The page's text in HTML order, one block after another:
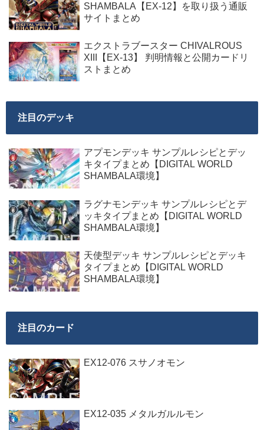
SHAMBALA【EX-12】を取り扱う通販
サイトまとめ
エクストラブースター CHIVALROUS
XIII【EX-13】 判明情報と公開カードリ
ストまとめ
注目のデッキ
アプモンデッキ サンプルレシピとデッ
キタイプまとめ【DIGITAL WORLD
SHAMBALA環境】
ラグナモンデッキ サンプルレシピとデ
ッキタイプまとめ【DIGITAL WORLD
SHAMBALA環境】
天使型デッキ サンプルレシピとデッキ
タイプまとめ【DIGITAL WORLD
SHAMBALA環境】
注目のカード
EX12-076 スサノオモン
EX12-035 メタルガルルモン